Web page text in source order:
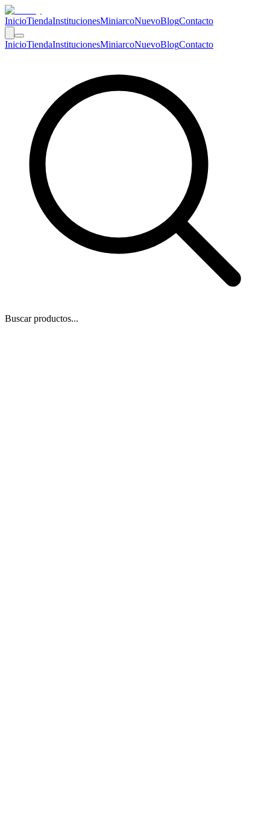
InicioTiendaInstitucionesMiniarcoNuevoBlogContacto
InicioTiendaInstitucionesMiniarcoNuevoBlogContacto
Buscar productos...